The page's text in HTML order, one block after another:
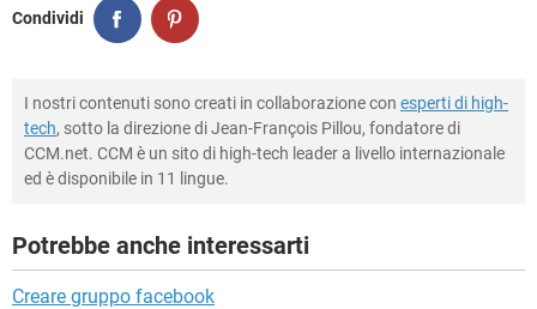
Condividi
I nostri contenuti sono creati in collaborazione con esperti di high-
tech, sotto la direzione di Jean-François Pillou, fondatore di
CCM.net. CCM è un sito di high-tech leader a livello internazionale
ed è disponibile in 11 lingue.
Potrebbe anche interessarti
Creare gruppo facebook